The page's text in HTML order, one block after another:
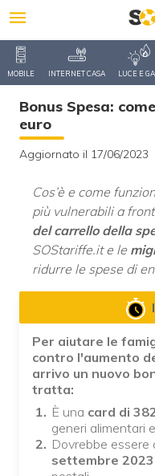
MOBILE INTERNET CASA LUCE E
Bonus Spesa:
euro
Aggiornato il 17/06/2023
Cos’è e come
più vulnerabili a
del carrello della
SOStariffe.it e le
ridurre le spese di
Per aiutare le
contro l'aumento
arrivo un nuovo
tratta:
È una card di
generi alimentari
Dovrebbe
settembre 2023